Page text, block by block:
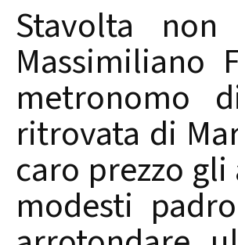
Stavolta
metronomo
ritrovata di
caro prezzo
modesti